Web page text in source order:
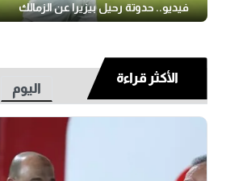
فيديو.. حدوتة رحيل بيزيرا عن الزمالك
الأكثر قراءة
اليوم